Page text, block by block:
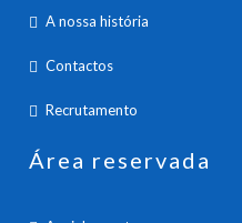
A nossa história
Contactos
Recrutamento
Área reservada